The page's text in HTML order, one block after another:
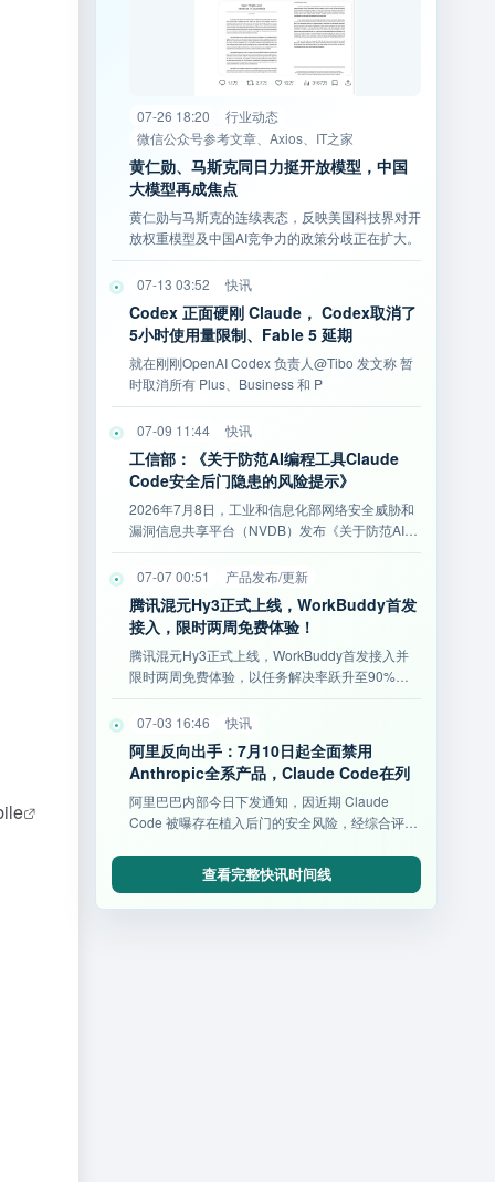
07-26 18:20
行业动态
微信公众号参考文章、Axios、IT之家
黄仁勋、马斯克同日力挺开放模型，中国
大模型再成焦点
黄仁勋与马斯克的连续表态，反映美国科技界对开
放权重模型及中国AI竞争力的政策分歧正在扩大。
07-13 03:52 快讯
Codex 正面硬刚 Claude， Codex取消了
5小时使用量限制、Fable 5 延期
就在刚刚OpenAI Codex 负责人@Tibo 发文称 暂
时取消所有 Plus、Business 和 P
07-09 11:44 快讯
工信部：《关于防范AI编程工具Claude
Code安全后门隐患的风险提示》
2026年7月8日，工业和信息化部网络安全威胁和
漏洞信息共享平台（NVDB）发布《关于防范AI编
程工具Cla
07-07 00:51
产品发布/更新
腾讯混元Hy3正式上线，WorkBuddy首发
接入，限时两周免费体验！
腾讯混元Hy3正式上线，WorkBuddy首发接入并
限时两周免费体验，以任务解决率跃升至90%、
耗时缩短34%及高性价比开源等亮点，重塑AI办公
新标杆。
07-03 16:46 快讯
阿里反向出手：7月10日起全面禁用
Anthropic全系产品，Claude Code在列
阿里巴巴内部今日下发通知，因近期 Claude
Code 被曝存在植入后门的安全风险，经综合评估
查看完整快讯时间线